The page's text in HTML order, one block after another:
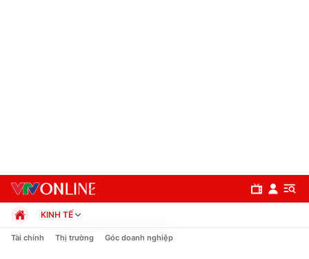
KINH TẾ
Chính trị
Tài chính Thị trường Góc doanh nghiệp